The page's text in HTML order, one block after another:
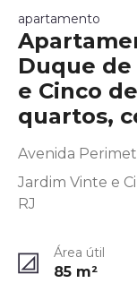
apartamento
Duque de
e Cinco
quartos,
Avenida
Jardim Vinte e
RJ
Área útil
85 m²